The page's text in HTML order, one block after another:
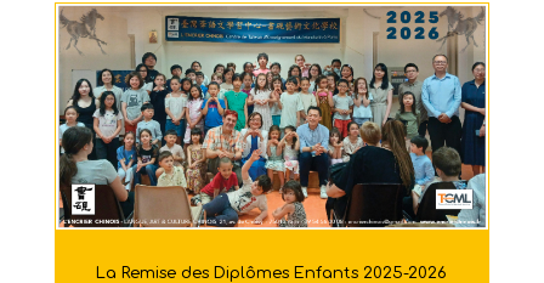
La Remise des Diplômes Enfants 2025-2026